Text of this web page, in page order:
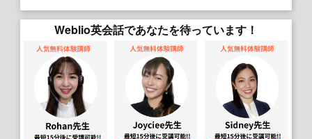
Weblio英会話であなたを待っています！